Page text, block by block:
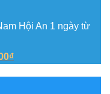
Hội An 1 ngày từ
₫Giá